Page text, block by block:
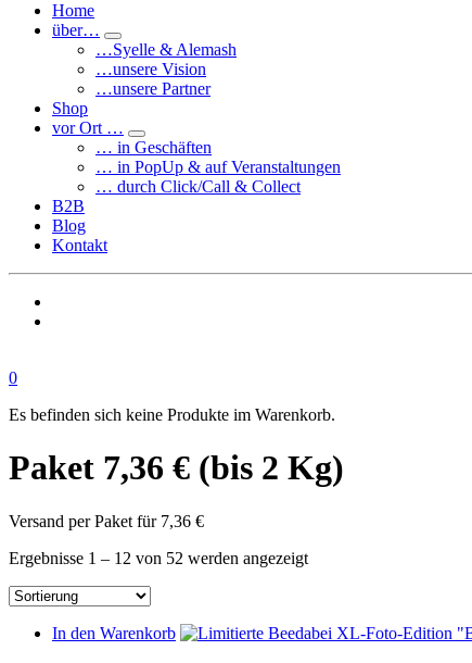
Home
über…
…Syelle & Alemash
…unsere Vision
…unsere Partner
Shop
vor Ort …
… in Geschäften
… in PopUp & auf Veranstaltungen
… durch Click/Call & Collect
B2B
Blog
Kontakt
0
Es befinden sich keine Produkte im Warenkorb.
Paket 7,36 € (bis 2 Kg)
Versand per Paket für 7,36 €
Ergebnisse 1 – 12 von 52 werden angezeigt
In den Warenkorb